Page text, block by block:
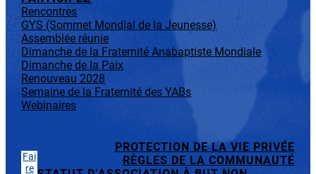
Rencontres
GYS (Sommet Mondial de la Jeunesse)
Assemblée réunie
Dimanche de la Fraternité Anabaptiste Mondiale
Dimanche de la Paix
Renouveau 2028
Semaine de la Fraternité des YABs
Webinaires
Fai
re
PROTECTION DE LA VIE PRIVÉE
RÈGLES DE LA COMMUNAUTÉ